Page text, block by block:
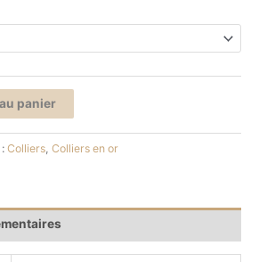
panier
Colliers Colliers en or